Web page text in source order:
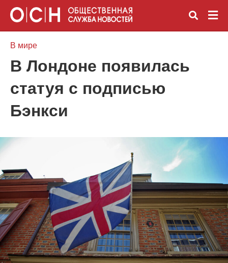
В мире
В Лондоне появилась
статуя с подписью
Бэнкси